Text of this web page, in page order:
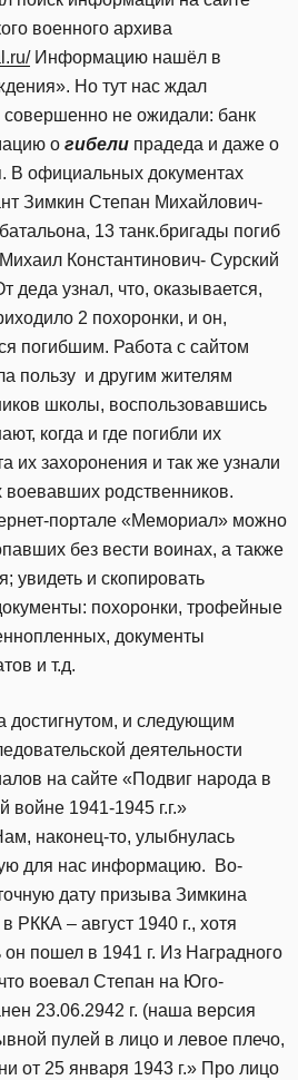
военного архива
Информацию нашёл в
Но тут нас ждал
совершенно не ожидали: банк
о гибели прадеда и даже о
В официальных документах
Зимкин Степан Михайлович-
13 танк.бригады погиб
Константинович- Сурский
деда узнал, что, оказывается,
2 похоронки, и он,
погибшим. Работа с сайтом
пользу и другим жителям
школы, воспользовавшись
когда и где погибли их
их захоронения и так же узнали
воевавших родственников.
портале «Мемориал» можно
без вести воинах, а также
увидеть и скопировать
похоронки, трофейные
документы
и т.д.
достигнутом, и следующим
деятельности
на сайте «Подвиг народа в
войне 1941-1945 г.г.»
наконец-то, улыбнулась
для нас информацию. Во-
дату призыва Зимкина
РККА – август 1940 г., хотя
он пошел в 1941 г. Из Наградного
воевал Степан на Юго-
23.06.2942 г. (наша версия
пулей в лицо и левое плечо,
от 25 января 1943 г.» Про лицо